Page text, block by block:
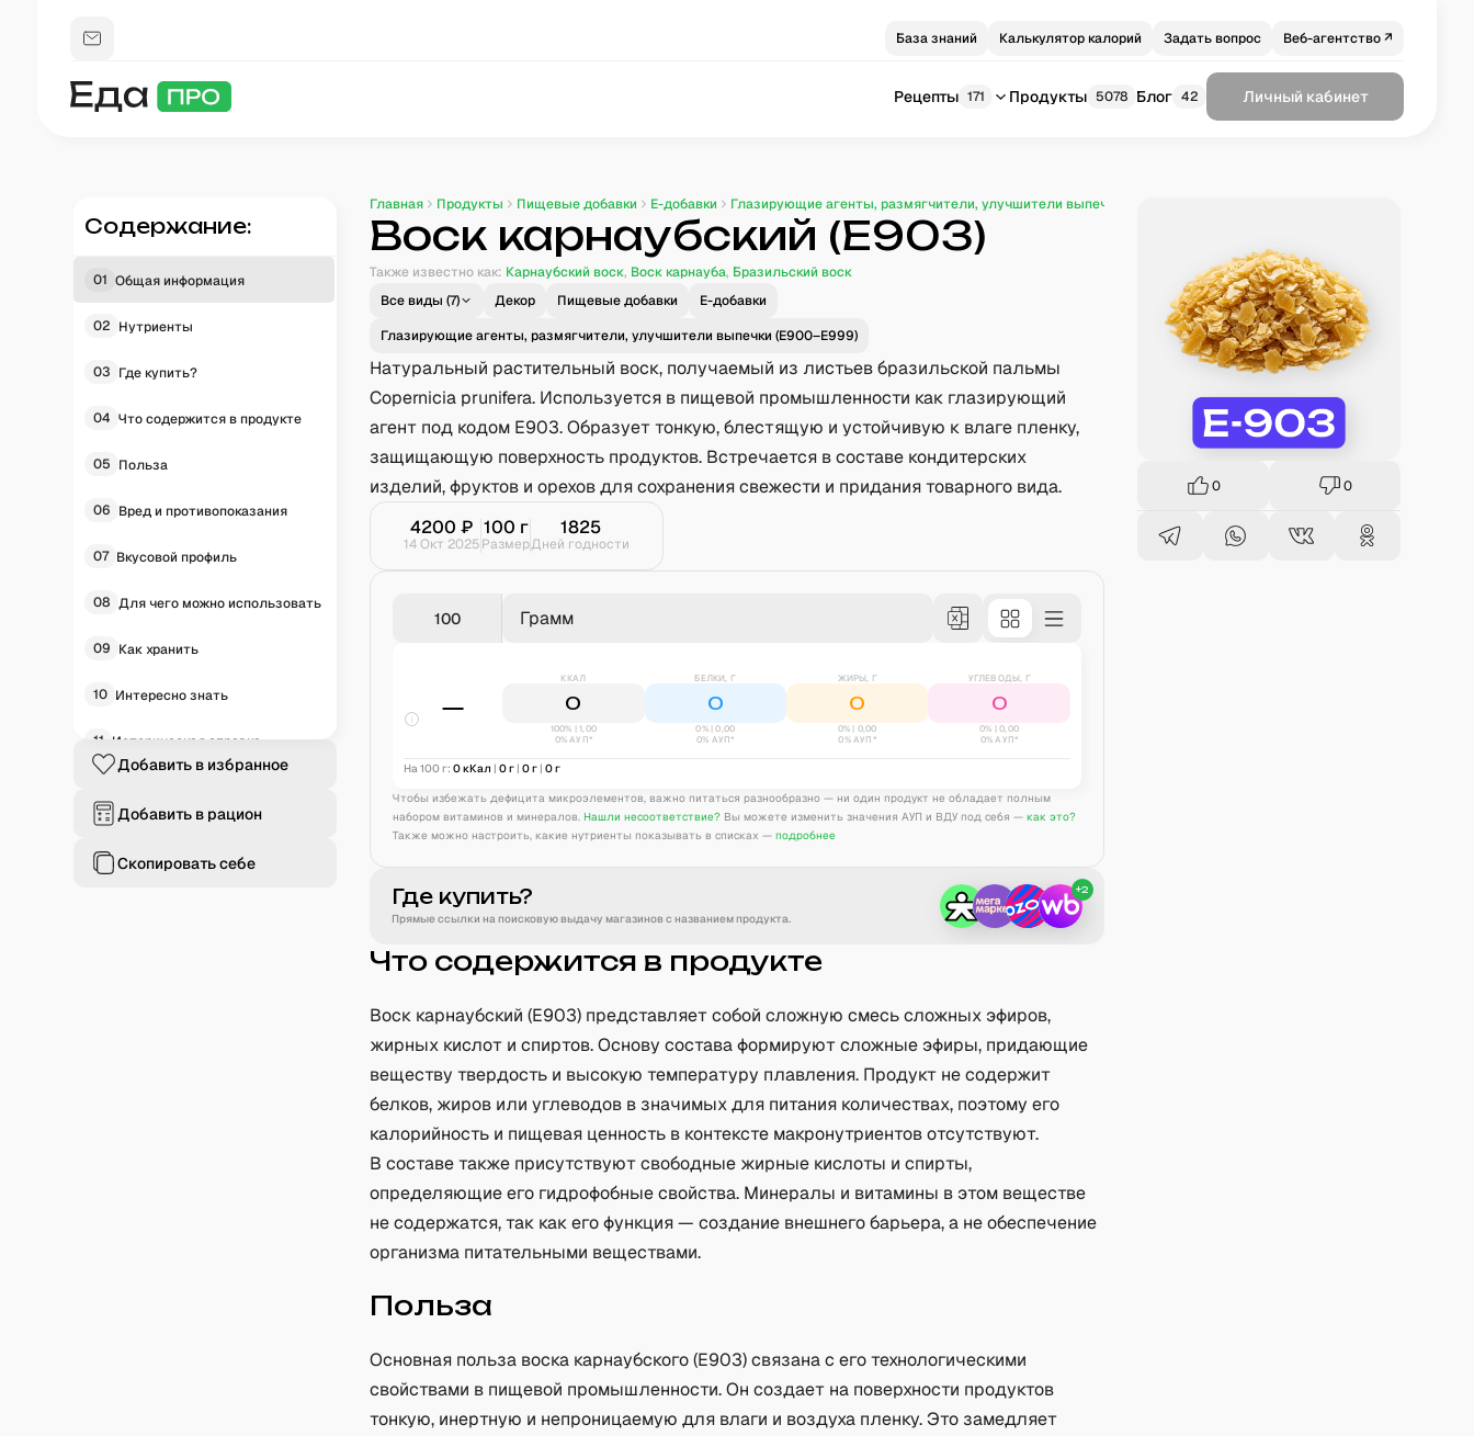
База знаний Калькулятор калорий Задать вопрос Веб-агентство ↗
Рецепты 171 Продукты 5078 Блог 42 Личный кабинет
Содержание:
01 Общая информация
02 Нутриенты
03 Где купить?
04 Что содержится в продукте
05 Польза
06 Вред и противопоказания
07 Вкусовой профиль
08 Для чего можно использовать
09 Как хранить
10 Интересно знать
11 Историческая справка
Добавить в избранное
Добавить в рацион
Скопировать себе
Главная Продукты Пищевые добавки E-добавки Глазирующие агенты, размягчители, улучшители выпечки (E900–E999)
Воск карнаубский (Е903)
Также известно как: Карнаубский воск, Воск карнауба, Бразильский воск
Все виды (7) Декор Пищевые добавки
E-добавки
Глазирующие агенты, размягчители, улучшители выпечки (E900–E999)
Натуральный растительный воск, получаемый из листьев бразильской пальмы
Copernicia prunifera. Используется в пищевой промышленности как глазирующий
агент под кодом E903. Образует тонкую, блестящую и устойчивую к влаге пленку,
защищающую поверхность продуктов. Встречается в составе кондитерских
изделий, фруктов и орехов для сохранения свежести и придания товарного вида.
4200 ₽
14 Окт 2025
100 г
Размер
1825
Дней годности
Грамм
—
ККАЛ
0
100% | 1,00
0% АУП*
БЕЛКИ, Г
0
0% |0,00
0% АУП*
ЖИРЫ, Г
0
0% | 0,00
0% АУП*
УГЛЕВОДЫ, Г
0
0% |0,00
0% АУП*
На 100 г: 0кКал | 0г | 0г | 0г
Чтобы избежать дефицита микроэлементов, важно питаться разнообразно — ни один продукт не обладает полным
набором витаминов и минералов. Нашли несоответствие? Вы можете изменить значения АУП и ВДУ под себя — как это?
Также можно настроить, какие нутриенты показывать в списках — подробнее
Где купить?
Прямые ссылки на поисковую выдачу магазинов с названием продукта.
+2
Что содержится в продукте
Воск карнаубский (Е903) представляет собой сложную смесь сложных эфиров,
жирных кислот и спиртов. Основу состава формируют сложные эфиры, придающие
веществу твердость и высокую температуру плавления. Продукт не содержит
белков, жиров или углеводов в значимых для питания количествах, поэтому его
калорийность и пищевая ценность в контексте макронутриентов отсутствуют.
В составе также присутствуют свободные жирные кислоты и спирты,
определяющие его гидрофобные свойства. Минералы и витамины в этом веществе
не содержатся, так как его функция — создание внешнего барьера, а не обеспечение
организма питательными веществами.
Польза
Основная польза воска карнаубского (Е903) связана с его технологическими
свойствами в пищевой промышленности. Он создает на поверхности продуктов
тонкую, инертную и непроницаемую для влаги и воздуха пленку. Это замедляет
0 0